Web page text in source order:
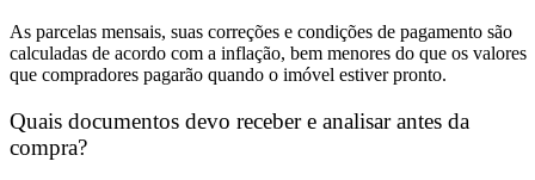
As parcelas mensais, suas correções e condições de pagamento são
calculadas de acordo com a inflação, bem menores do que os valores
que compradores pagarão quando o imóvel estiver pronto.
Quais documentos devo receber e analisar antes da
compra?